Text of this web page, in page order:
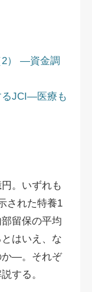
2） ―資金調
るJCI―医療も
。いずれも
された特養1
留保の平均
はいえ、な
か―。それぞ
する。